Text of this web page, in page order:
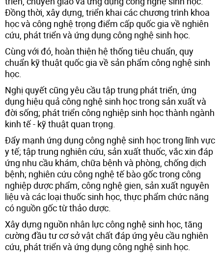
Đồng thời, xây dựng, triển khai các chương trình khoa
học và công nghệ trọng điểm cấp quốc gia về nghiên
cứu, phát triển và ứng dụng công nghệ sinh học.
Cùng với đó, hoàn thiện hệ thống tiêu chuẩn, quy
chuẩn kỹ thuật quốc gia về sản phẩm công nghệ sinh
học.
Nghị quyết cũng yêu cầu tập trung phát triển, ứng
dụng hiệu quả công nghệ sinh học trong sản xuất và
đời sống; phát triển công nghiệp sinh học thành ngành
kinh tế - kỹ thuật quan trọng.
Đẩy mạnh ứng dụng công nghệ sinh học trong lĩnh vực
y tế; tập trung nghiên cứu, sản xuất thuốc, vắc xin đáp
ứng nhu cầu khám, chữa bệnh và phòng, chống dịch
bệnh; nghiên cứu công nghệ tế bào gốc trong công
nghiệp dược phẩm, công nghệ gien, sản xuất nguyên
liệu và các loại thuốc sinh học, thực phẩm chức năng
có nguồn gốc từ thảo dược.
Xây dựng nguồn nhân lực công nghệ sinh học, tăng
cường đầu tư cơ sở vật chất đáp ứng yêu cầu nghiên
cứu, phát triển và ứng dụng công nghệ sinh học.